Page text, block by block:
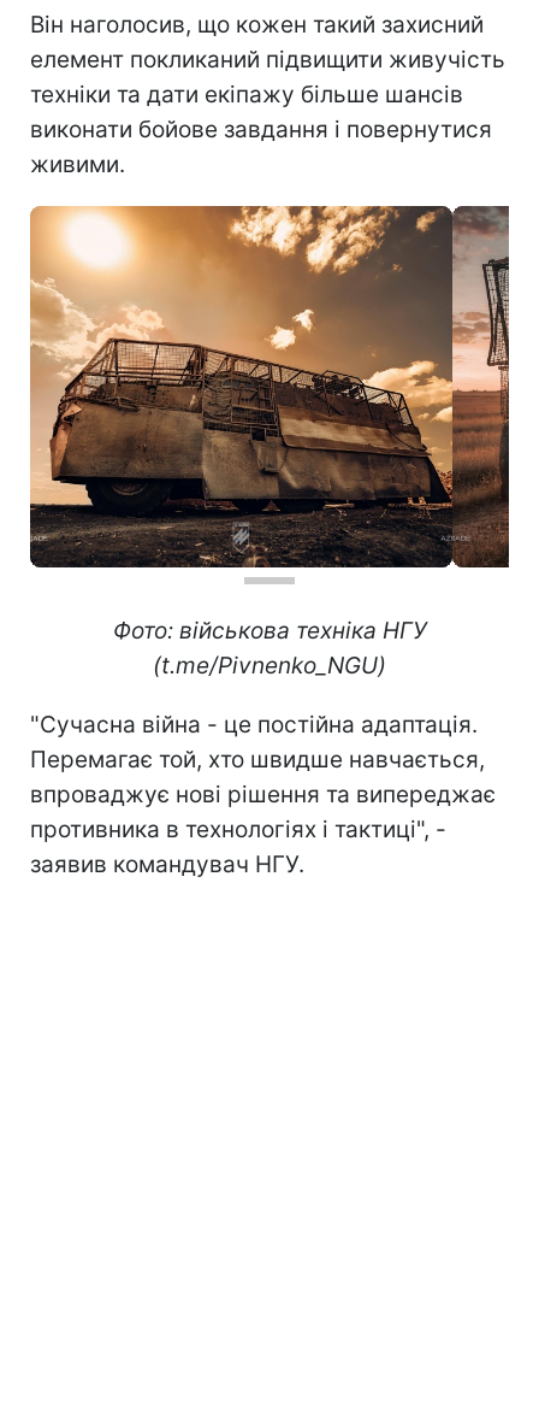
Він наголосив, що кожен такий захисний
елемент покликаний підвищити живучість
техніки та дати екіпажу більше шансів
виконати бойове завдання і повернутися
живими.
Фото: військова техніка НГУ
(t.me/Pivnenko_NGU)
"Сучасна війна - це постійна адаптація.
Перемагає той, хто швидше навчається,
впроваджує нові рішення та випереджає
противника в технологіях і тактиці", -
заявив командувач НГУ.